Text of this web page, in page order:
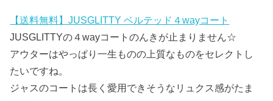
【送料無料】JUSGLITTY ベルテッド４wayコート
JUSGLITTYの４wayコートのんきが止まりません☆
アウターはやっぱり一生ものの上質なものをセレクトし
たいですね。
ジャスのコートは長く愛用できそうなリュクス感がたま